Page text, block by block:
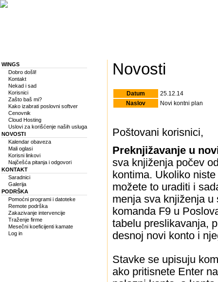
WINGS
Dobro došli!
Kontakt
Nekad i sad
Korisnici
Zašto baš mi?
Kako izabrati poslovni softver
Cenovnik
Cloud Hosting
Uslovi za korišćenje naših usluga
NOVOSTI
Kalendar obaveza
Mali oglasi
Korisni linkovi
Najčešća pitanja i odgovori
KONTAKT
Saradnici
Galerija
PODRŠKA
Pomoćni programi i datoteke
Remote podrška
Zakazivanje intervencije
Traženje firme
Mesečni koeficijenti kamate
Log in
Novosti
Datum
25.12.14
Naslov
Novi kontni plan
Poštovani korisnici,
Preknjižavanje u
sva knjiženja počev
kontima. Ukoliko
možete to uraditi i
menja sva knjiženja
komanda F9 u
tabelu preslikavanja,
desnoj novi konto i
Stavke se upisuju
ako pritisnete Enter